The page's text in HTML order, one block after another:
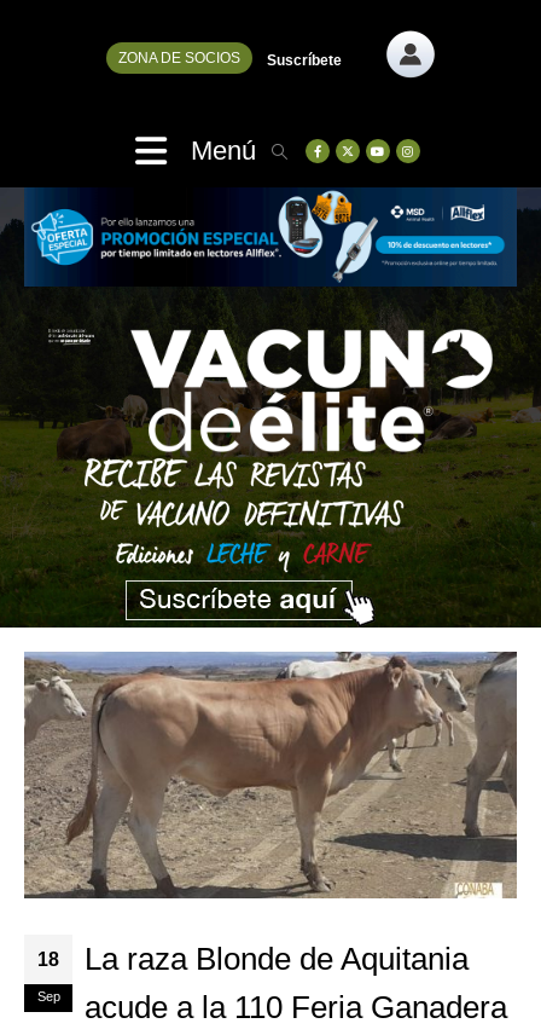
ZONA DE SOCIOS Suscríbete
Menú
18
Sep
La raza Blonde de Aquitania
acude a la 110 Feria Ganadera